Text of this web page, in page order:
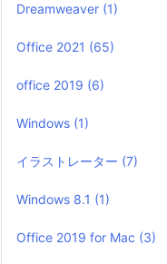
Dreamweaver (1)
Office 2021 (65)
office 2019 (6)
Windows (1)
イラストレーター (7)
Windows 8.1 (1)
Office 2019 for Mac (3)